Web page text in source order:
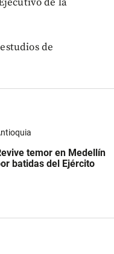
de
temor en Medellín
batidas del Ejército